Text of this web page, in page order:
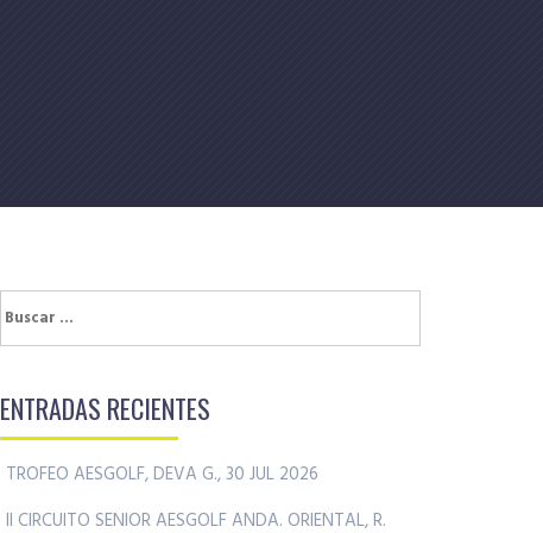
Buscar:
ENTRADAS RECIENTES
TROFEO AESGOLF, DEVA G., 30 JUL 2026
II CIRCUITO SENIOR AESGOLF ANDA. ORIENTAL, R.